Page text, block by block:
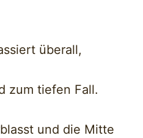
überall,
zum tiefen Fall.
und die Mitte